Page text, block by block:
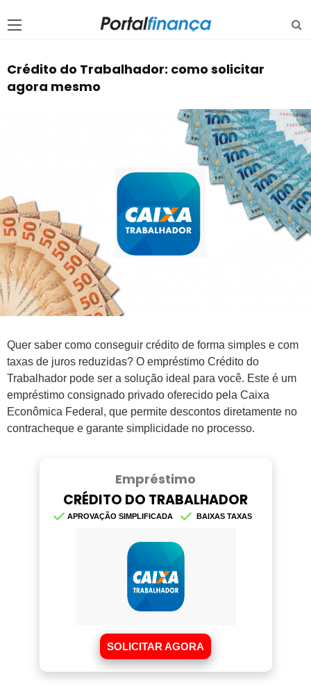
Crédito do Trabalhador: como solicitar
agora mesmo
Quer saber como conseguir crédito de forma simples e com
taxas de juros reduzidas? O empréstimo Crédito do
Trabalhador pode ser a solução ideal para você. Este é um
empréstimo consignado privado oferecido pela Caixa
Econômica Federal, que permite descontos diretamente no
contracheque e garante simplicidade no processo.
Empréstimo
CRÉDITO DO TRABALHADOR
APROVAÇÃO SIMPLIFICADA BAIXAS TAXAS
SOLICITAR AGORA